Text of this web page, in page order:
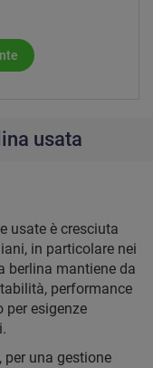
usata
usate è cresciuta
in particolare nei
berlina mantiene da
performance
per esigenze
per una gestione